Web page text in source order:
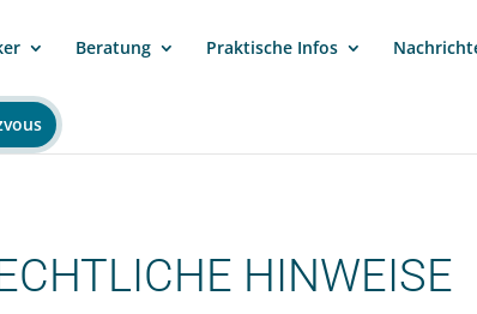
Beratung Praktische Infos
HINWEISE